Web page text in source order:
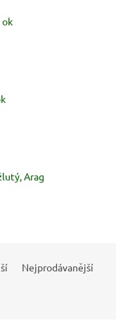
ok
Arag
Nejprodávanější